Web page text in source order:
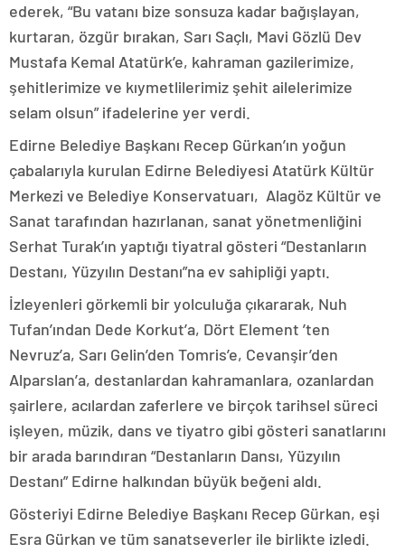
ederek, “Bu vatanı bize sonsuza kadar bağışlayan,
kurtaran, özgür bırakan, Sarı Saçlı, Mavi Gözlü Dev
Mustafa Kemal Atatürk’e, kahraman gazilerimize,
şehitlerimize ve kıymetlilerimiz şehit ailelerimize
selam olsun” ifadelerine yer verdi.
Edirne Belediye Başkanı Recep Gürkan’ın yoğun
çabalarıyla kurulan Edirne Belediyesi Atatürk Kültür
Merkezi ve Belediye Konservatuarı, Alagöz Kültür ve
Sanat tarafından hazırlanan, sanat yönetmenliğini
Serhat Turak’ın yaptığı tiyatral gösteri “Destanların
Destanı, Yüzyılın Destanı”na ev sahipliği yaptı.
İzleyenleri görkemli bir yolculuğa çıkararak, Nuh
Tufan’ından Dede Korkut’a, Dört Element ’ten
Nevruz’a, Sarı Gelin’den Tomris’e, Cevanşir’den
Alparslan’a, destanlardan kahramanlara, ozanlardan
şairlere, acılardan zaferlere ve birçok tarihsel süreci
işleyen, müzik, dans ve tiyatro gibi gösteri sanatlarını
bir arada barındıran “Destanların Dansı, Yüzyılın
Destanı” Edirne halkından büyük beğeni aldı.
Gösteriyi Edirne Belediye Başkanı Recep Gürkan, eşi
Esra Gürkan ve tüm sanatseverler ile birlikte izledi.